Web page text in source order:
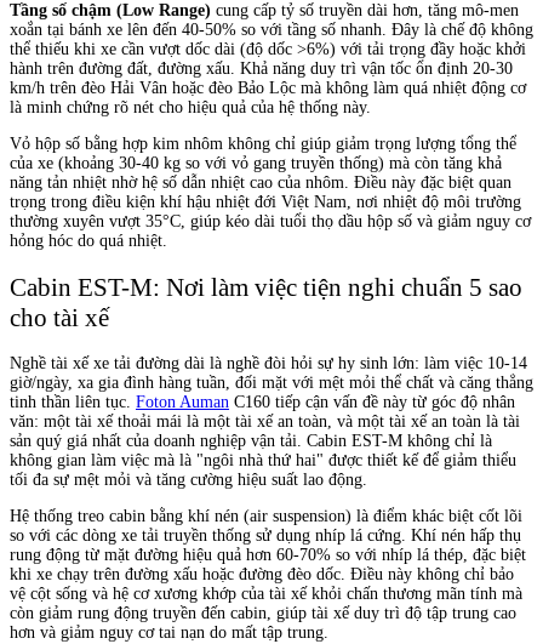
Tầng số chậm (Low Range) cung cấp tỷ số truyền dài hơn, tăng mô-men
xoắn tại bánh xe lên đến 40-50% so với tầng số nhanh. Đây là chế độ không
thể thiếu khi xe cần vượt dốc dài (độ dốc >6%) với tải trọng đầy hoặc khởi
hành trên đường đất, đường xấu. Khả năng duy trì vận tốc ổn định 20-30
km/h trên đèo Hải Vân hoặc đèo Bảo Lộc mà không làm quá nhiệt động cơ
là minh chứng rõ nét cho hiệu quả của hệ thống này.
Vỏ hộp số bằng hợp kim nhôm không chỉ giúp giảm trọng lượng tổng thể
của xe (khoảng 30-40 kg so với vỏ gang truyền thống) mà còn tăng khả
năng tản nhiệt nhờ hệ số dẫn nhiệt cao của nhôm. Điều này đặc biệt quan
trọng trong điều kiện khí hậu nhiệt đới Việt Nam, nơi nhiệt độ môi trường
thường xuyên vượt 35°C, giúp kéo dài tuổi thọ dầu hộp số và giảm nguy cơ
hỏng hóc do quá nhiệt.
Cabin EST-M: Nơi làm việc tiện nghi chuẩn 5 sao
cho tài xế
Nghề tài xế xe tải đường dài là nghề đòi hỏi sự hy sinh lớn: làm việc 10-14
giờ/ngày, xa gia đình hàng tuần, đối mặt với mệt mỏi thể chất và căng thẳng
tinh thần liên tục. Foton Auman C160 tiếp cận vấn đề này từ góc độ nhân
văn: một tài xế thoải mái là một tài xế an toàn, và một tài xế an toàn là tài
sản quý giá nhất của doanh nghiệp vận tải. Cabin EST-M không chỉ là
không gian làm việc mà là "ngôi nhà thứ hai" được thiết kế để giảm thiểu
tối đa sự mệt mỏi và tăng cường hiệu suất lao động.
Hệ thống treo cabin bằng khí nén (air suspension) là điểm khác biệt cốt lõi
so với các dòng xe tải truyền thống sử dụng nhíp lá cứng. Khí nén hấp thụ
rung động từ mặt đường hiệu quả hơn 60-70% so với nhíp lá thép, đặc biệt
khi xe chạy trên đường xấu hoặc đường đèo dốc. Điều này không chỉ bảo
vệ cột sống và hệ cơ xương khớp của tài xế khỏi chấn thương mãn tính mà
còn giảm rung động truyền đến cabin, giúp tài xế duy trì độ tập trung cao
hơn và giảm nguy cơ tai nạn do mất tập trung.